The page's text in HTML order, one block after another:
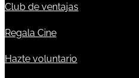
Club de ventajas
Regala Cine
Hazte voluntario